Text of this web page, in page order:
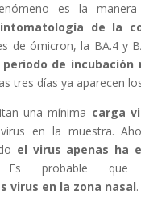
es la
de la
de ómicron, la BA.4 y
periodo de incubación
tres días ya aparecen
una mínima carga
en la muestra.
el virus apenas ha
probable que
virus en la zona nasal.